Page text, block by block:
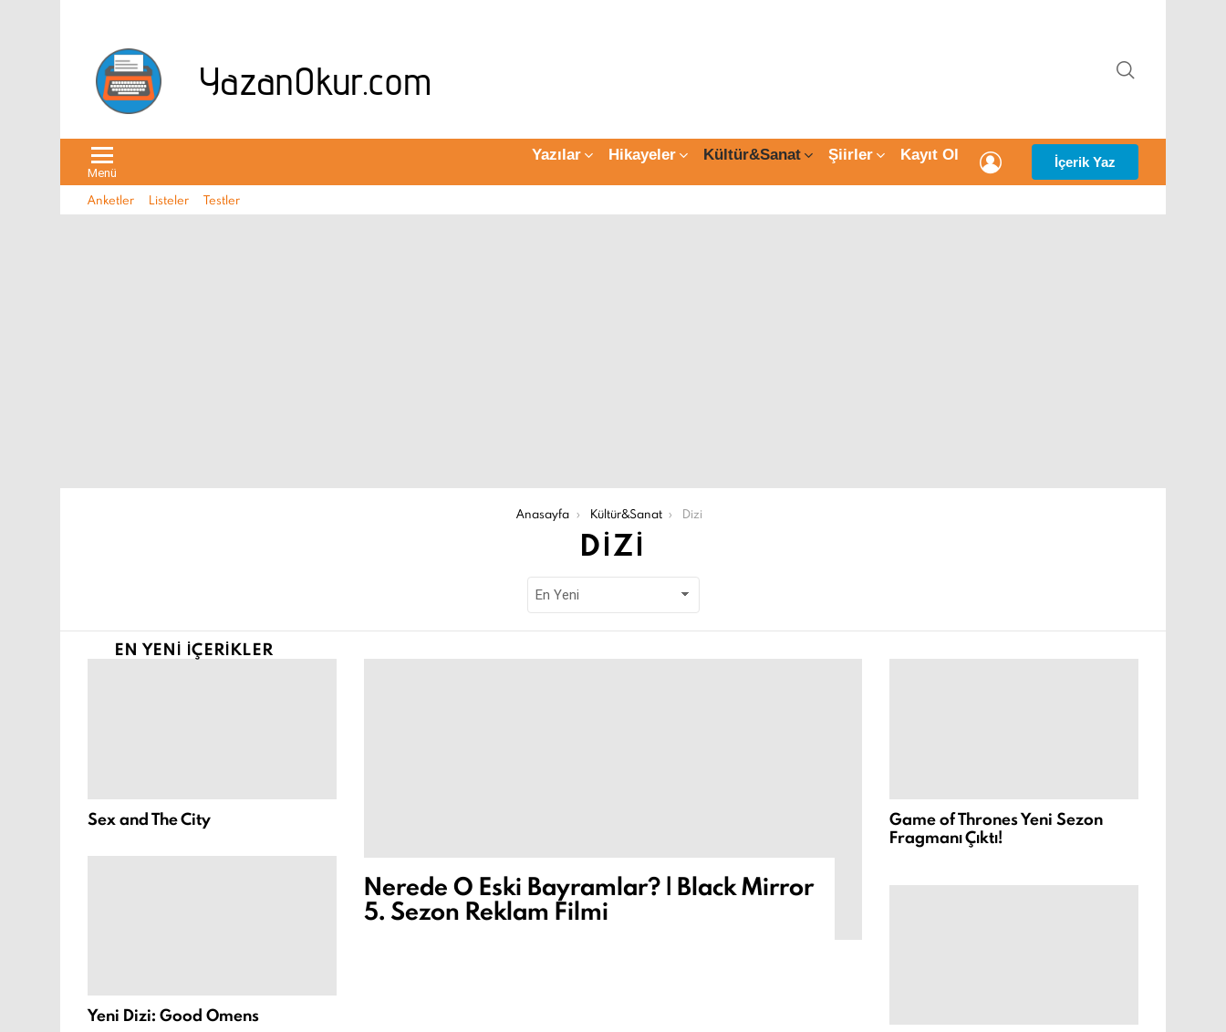
Menü
Yazılar Hikayeler Kültür&Sanat Şiirler Kayıt Ol İçerik Yaz
Anketler Listeler Testler
Anasayfa Kültür&Sanat Dizi
DIZI
EN YENI İÇERIKLER
Nerede O Eski Bayramlar? | Black Mirror
5. Sezon Reklam Filmi
Sex and The City
Yeni Dizi: Good Omens
Game of Thrones Yeni Sezon
Fragmanı Çıktı!